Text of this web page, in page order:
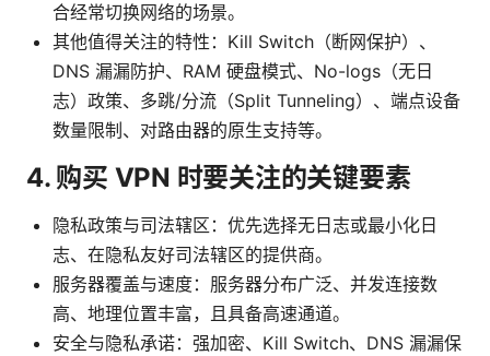
合经常切换网络的场景。
其他值得关注的特性：Kill Switch（断网保护）、
DNS 漏漏防护、RAM 硬盘模式、No-logs（无日
志）政策、多跳/分流（Split Tunneling）、端点设备
数量限制、对路由器的原生支持等。
4. 购买 VPN 时要关注的关键要素
隐私政策与司法辖区：优先选择无日志或最小化日
志、在隐私友好司法辖区的提供商。
服务器覆盖与速度：服务器分布广泛、并发连接数
高、地理位置丰富，且具备高速通道。
安全与隐私承诺：强加密、Kill Switch、DNS 漏漏保